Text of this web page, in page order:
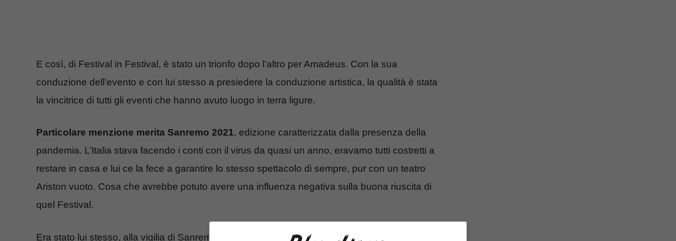
E così, di Festival in Festival, è stato un trionfo dopo l’altro per Amadeus. Con la sua
conduzione dell’evento e con lui stesso a presiedere la conduzione artistica, la qualità è stata
la vincitrice di tutti gli eventi che hanno avuto luogo in terra ligure.
Particolare menzione merita Sanremo 2021, edizione caratterizzata dalla presenza della
pandemia. L’Italia stava facendo i conti con il virus da quasi un anno, eravamo tutti costretti a
restare in casa e lui ce la fece a garantire lo stesso spettacolo di sempre, pur con un teatro
Ariston vuoto. Cosa che avrebbe potuto avere una influenza negativa sulla buona riuscita di
quel Festival.
Era stato lui stesso, alla vigilia di Sanremo 2024 e con al suo fianco l’amico Fiorello, a